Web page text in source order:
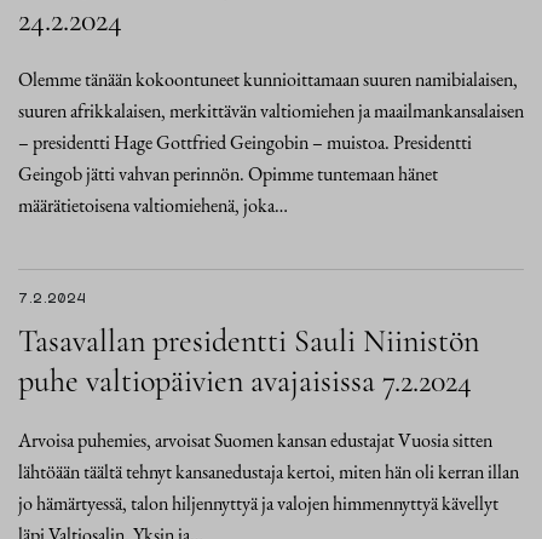
24.2.2024
Olemme tänään kokoontuneet kunnioittamaan suuren namibialaisen,
suuren afrikkalaisen, merkittävän valtiomiehen ja maailmankansalaisen
– presidentti Hage Gottfried Geingobin – muistoa. Presidentti
Geingob jätti vahvan perinnön. Opimme tuntemaan hänet
määrätietoisena valtiomiehenä, joka…
7.2.2024
Tasavallan presidentti Sauli Niinistön
puhe valtiopäivien avajaisissa 7.2.2024
Arvoisa puhemies, arvoisat Suomen kansan edustajat Vuosia sitten
lähtöään täältä tehnyt kansanedustaja kertoi, miten hän oli kerran illan
jo hämärtyessä, talon hiljennyttyä ja valojen himmennyttyä kävellyt